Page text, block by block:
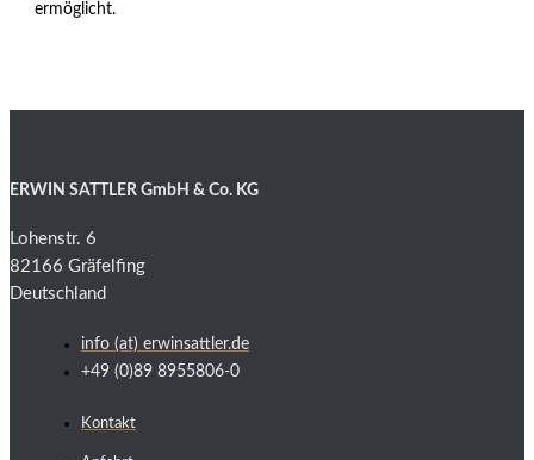
ermöglicht.
ERWIN SATTLER GmbH & Co. KG
Lohenstr. 6
82166 Gräfelfing
Deutschland
info (at) erwinsattler.de
+49 (0)89 8955806-0
Kontakt